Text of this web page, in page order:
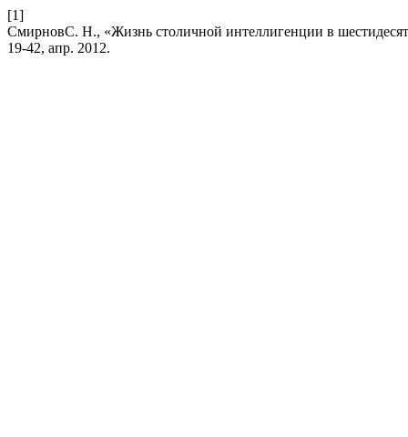
[1]
СмирновС. Н., «Жизнь столичной интеллигенции в
19-42, апр. 2012.